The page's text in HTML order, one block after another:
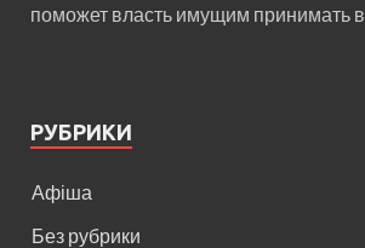
поможет власть имущим принимать
РУБРИКИ
Афіша
Без рубрики